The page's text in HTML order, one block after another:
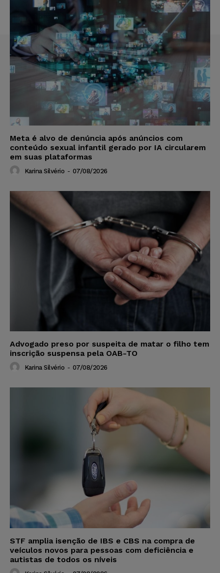
Meta é alvo de denúncia após anúncios com
conteúdo sexual infantil gerado por IA circularem
em suas plataformas
Karina Silvério - 07/08/2026
Advogado preso por suspeita de matar o filho tem
inscrição suspensa pela OAB-TO
Karina Silvério - 07/08/2026
STF amplia isenção de IBS e CBS na compra de
veículos novos para pessoas com deficiência e
autistas de todos os níveis